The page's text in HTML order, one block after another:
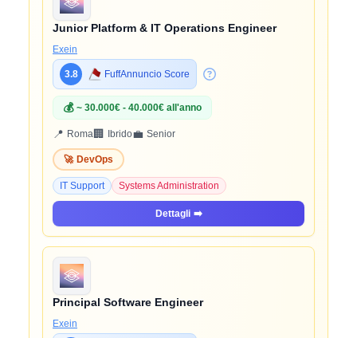
Junior Platform & IT Operations Engineer
Exein
3.8 FuffAnnuncio Score
💰 ~ 30.000€ - 40.000€ all'anno
📍 Roma🏢 Ibrido💼 Senior
🚀 DevOps
IT Support Systems Administration
Dettagli ➡️
Principal Software Engineer
Exein